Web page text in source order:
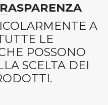
A
LE
POSSONO
SCELTA DEI